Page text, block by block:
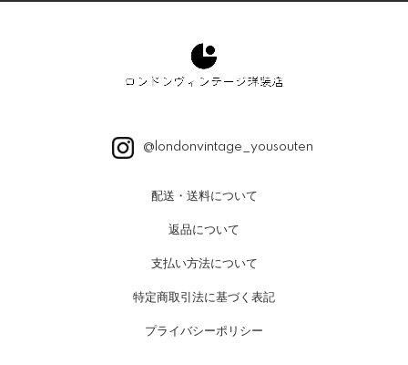
@londonvintage_yousouten
配送・送料について
返品について
支払い方法について
特定商取引法に基づく表記
プライバシーポリシー